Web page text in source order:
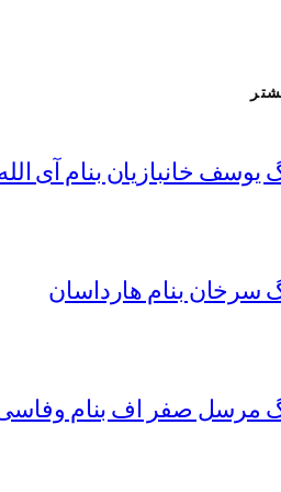
یوسف خانبازیان بنام آی
سرخان بنام هارداسان
مرسل صفر اف بنام